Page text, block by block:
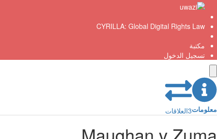
CYRILLA: Global Digital Rights Law
مكتبة
تسجيل الدخول
3العلاقات